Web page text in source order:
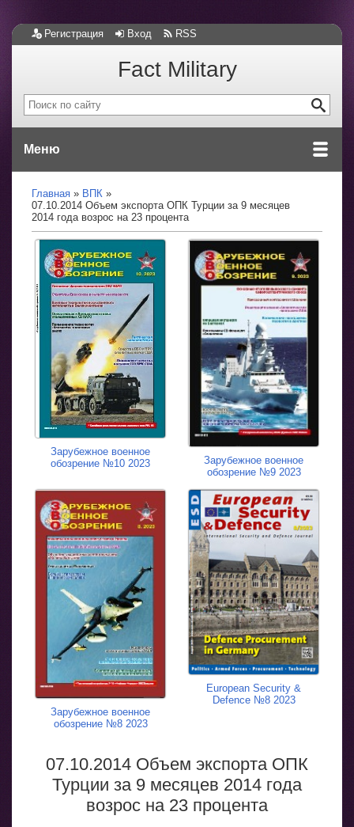
Регистрация Вход RSS
Fact Military
Меню
Главная
ВПК
07.10.2014 Объем экспорта ОПК Турции за 9 месяцев
2014 года возрос на 23 процента
Зарубежное военное
обозрение №10 2023
Зарубежное военное
обозрение №9 2023
Зарубежное военное
обозрение №8 2023
European Security &
Defence №8 2023
07.10.2014 Объем экспорта ОПК
Турции за 9 месяцев 2014 года
возрос на 23 процента